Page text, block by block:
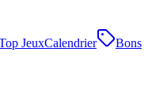
JeuxCalendrier
Bons